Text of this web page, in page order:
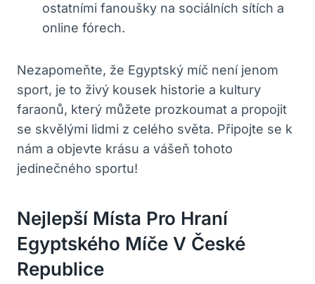
ostatními fanoušky na sociálních sítích a
online fórech.
Nezapomeňte, že Egyptský míč není jenom
sport, je to živý kousek historie a kultury
faraonů, který můžete prozkoumat a propojit
se skvělými lidmi z celého světa. Připojte se k
nám a objevte krásu a vášeň tohoto
jedinečného sportu!
Nejlepší Místa Pro Hraní
Egyptského Míče V České
Republice